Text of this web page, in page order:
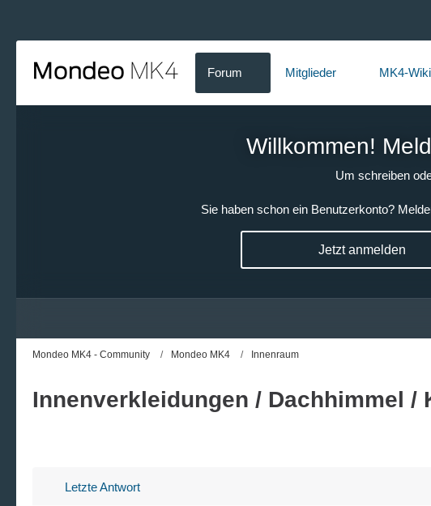
Forum Mitglieder MK4-Wiki
Willkommen!
Um schreiben
Sie haben schon ein Benutzerkonto?
Jetzt anmelden
Mondeo MK4 - Community Mondeo MK4 Innenraum
Innenverkleidungen / Dachhimmel /
Letzte Antwort